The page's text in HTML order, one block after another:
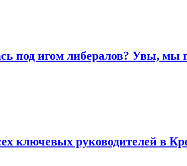
под игом либералов? Увы,
ключевых руководителей в